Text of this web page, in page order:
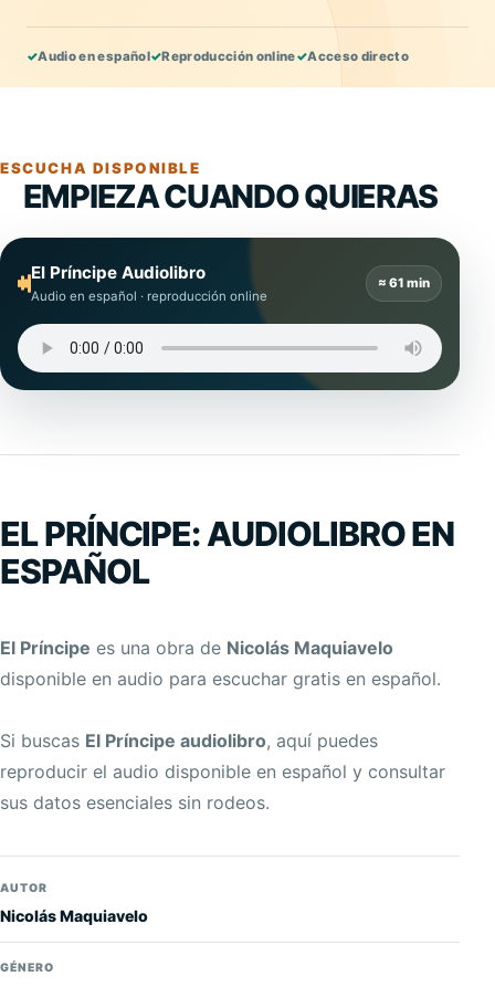
✓Audio en español✓Reproducción online✓Acceso directo
ESCUCHA DISPONIBLE
EMPIEZA CUANDO QUIERAS
El Príncipe Audiolibro
Audio en español · reproducción online
≈ 61 min
EL PRÍNCIPE: AUDIOLIBRO EN
ESPAÑOL
El Príncipe es una obra de Nicolás Maquiavelo
disponible en audio para escuchar gratis en español.
Si buscas El Príncipe audiolibro, aquí puedes
reproducir el audio disponible en español y consultar
sus datos esenciales sin rodeos.
AUTOR
Nicolás Maquiavelo
GÉNERO